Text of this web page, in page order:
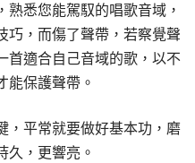
悉您能駕馭的唱歌音域，
巧，而傷了聲帶，若察覺聲
首適合自己音域的歌，以不
能保護聲帶。
，平常就要做好基本功，磨
久，更響亮。